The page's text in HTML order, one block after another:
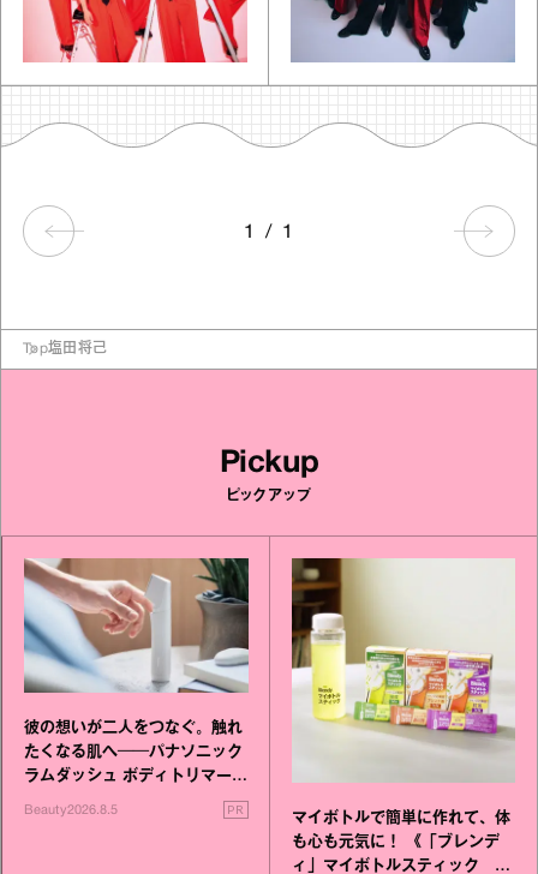
1 / 1
Top塩田将己
Pickup
ピックアップ
彼の想いが二人をつなぐ。触れ
たくなる肌へ──パナソニック
ラムダッシュ ボディトリマーが
Beauty2026.8.5 PR
マイボトルで簡単に作れて、体
も心も元気に！ 《「ブレンデ
ィ」マイボトルスティック い